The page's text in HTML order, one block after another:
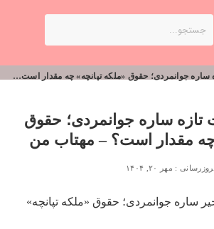
جوانمردی؛ حقوق «ملکه تپانچه» چه مقدار است؟ – مهتاب من
تازه ساره جوانمردی؛ حقوق
چه مقدار است؟ – مهتاب من
: مهر ۲۰, ۱۴۰۴